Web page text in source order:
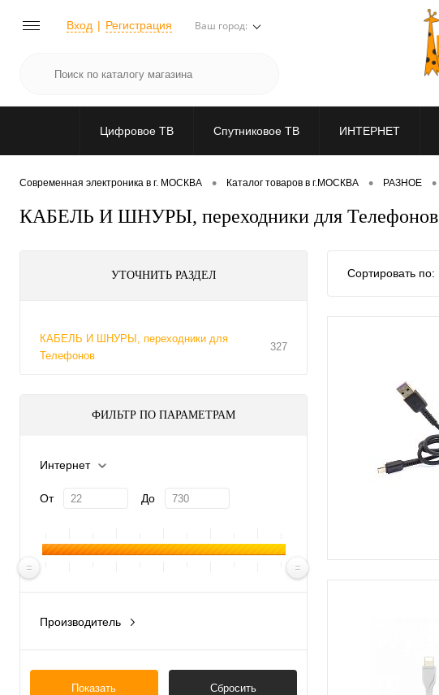
Вход Регистрация Ваш город:
Цифровое ТВ Спутниковое ТВ ИНТЕРНЕТ
Современная электроника в г. МОСКВА • Каталог товаров в г.МОСКВА • РАЗНОЕ •
КАБЕЛЬ И ШНУРЫ, переходники для Телефонов
УТОЧНИТЬ РАЗДЕЛ
КАБЕЛЬ И ШНУРЫ, переходники для
Телефонов
327
ФИЛЬТР ПО ПАРАМЕТРАМ
Интернет
От До
Производитель
Показать Сбросить
Сортировать по: